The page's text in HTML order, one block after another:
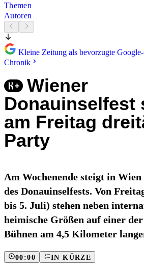
Themen
Autoren
Kleine Zeitung als bevorzugte
Chronik
Wiener
Donauinselfest
am Freitag
Party
Am Wochenende steigt in Wien
des Donauinselfests. Von
bis 5. Juli) stehen neben
heimische Größen auf einer
Bühnen am 4,5 Kilometer
00:00 IN KÜRZE